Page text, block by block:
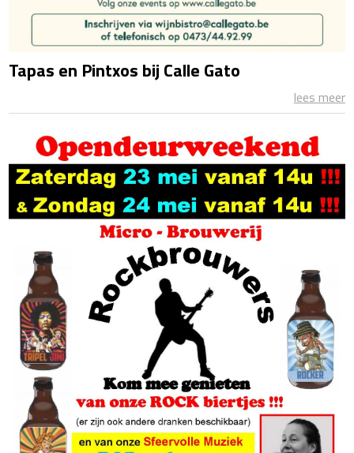
Tapas en Pintxos bij Calle Gato
lees meer